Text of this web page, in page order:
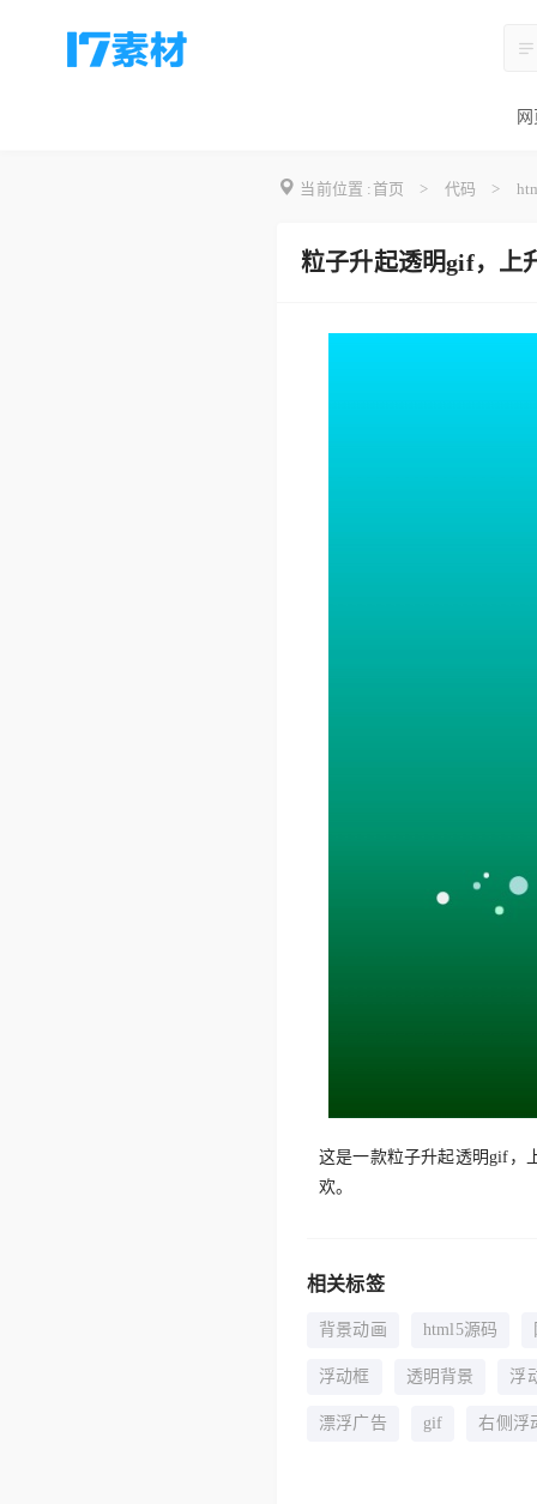
当前位置 :首页 > 代码 >
粒子升起透明gif，上
这是一款粒子升起透明gif，
欢。
相关标签
背景动画 html5源码
浮动框 透明背景 浮
漂浮广告 gif 右侧浮